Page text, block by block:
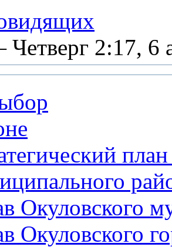
2:17, 6
Окуловского
Окуловского